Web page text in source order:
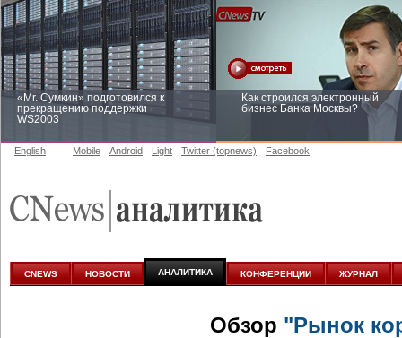
«Mr. Сумкин» подготовился к
прекращению поддержки
WS2003
Как строился электронный
бизнес Банка Москвы?
аналитике
English Mobile Android Light Twitter (topnews) Facebook
CNEWS НОВОСТИ АНАЛИТИКА КОНФЕРЕНЦИИ ЖУРНАЛ
Обзор "Рынок